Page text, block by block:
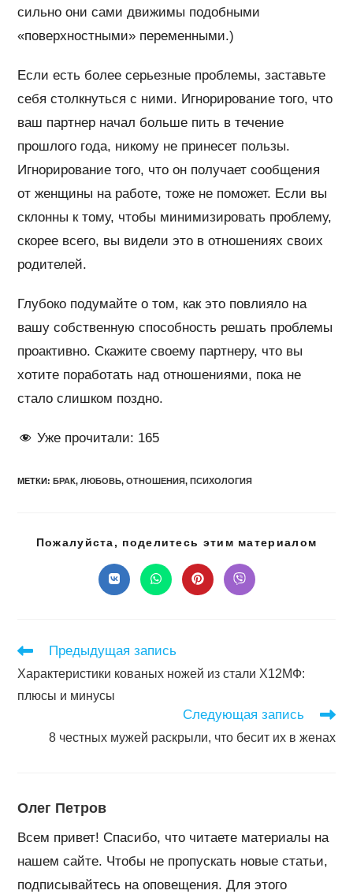
сильно они сами движимы подобными
«поверхностными» переменными.)
Если есть более серьезные проблемы, заставьте
себя столкнуться с ними. Игнорирование того, что
ваш партнер начал больше пить в течение
прошлого года, никому не принесет пользы.
Игнорирование того, что он получает сообщения
от женщины на работе, тоже не поможет. Если вы
склонны к тому, чтобы минимизировать проблему,
скорее всего, вы видели это в отношениях своих
родителей.
Глубоко подумайте о том, как это повлияло на
вашу собственную способность решать проблемы
проактивно. Скажите своему партнеру, что вы
хотите поработать над отношениями, пока не
стало слишком поздно.
Уже прочитали: 165
МЕТКИ : БРАК, ЛЮБОВЬ, ОТНОШЕНИЯ, ПСИХОЛОГИЯ
Пожалуйста, поделитесь этим материалом
Открывается
в
Открывается
в
Открывается
в
Открывается
в
Читать
статьи
Предыдущая запись
Характеристики кованых ножей из стали Х12МФ:
плюсы и минусы
Следующая запись
8 честных мужей раскрыли, что бесит их в женах
Олег Петров
Всем привет! Спасибо, что читаете материалы на
нашем сайте. Чтобы не пропускать новые статьи,
подписывайтесь на оповещения. Для этого